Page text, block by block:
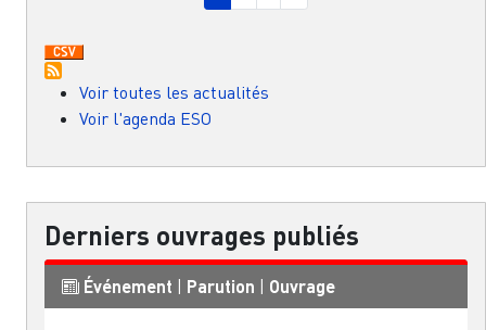
Voir toutes les actualités
Voir l'agenda ESO
Derniers ouvrages publiés
Événement | Parution | Ouvrage